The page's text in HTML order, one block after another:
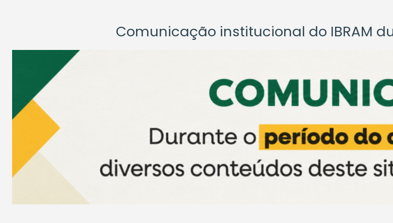
Comunicação institucional do IBRAM